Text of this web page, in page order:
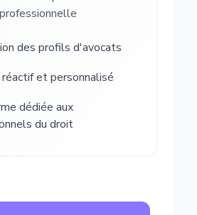
professionnelle
des profils d'avocats
et personnalisé
dédiée aux
du droit